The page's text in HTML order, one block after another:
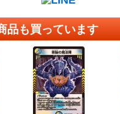
品も買っています